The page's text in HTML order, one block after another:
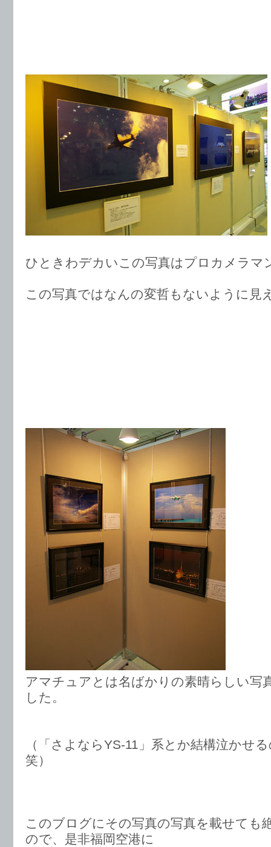
ひときわデカいこの写真はプロカメラマ
この写真ではなんの変哲もないように見
アマチュアとは名ばかりの素晴らしい写
した。
（「さよならYS-11」系とか結構泣かせ
笑）
このブログにその写真の写真を載せても
ので、是非福岡空港に